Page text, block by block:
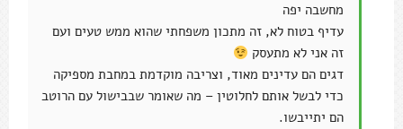
מחשבה יפה
עדיף בטוח לא, זה מתכון משפחתי שהוא ממש טעים ועם
זה אני לא מתעסק
דגים הם עדינים מאוד, וצריבה מוקדמת במחבת מספיקה
כדי לבשל אותם לחלוטין – מה שאומר שבבישול עם הרוטב
הם יתייבשו.